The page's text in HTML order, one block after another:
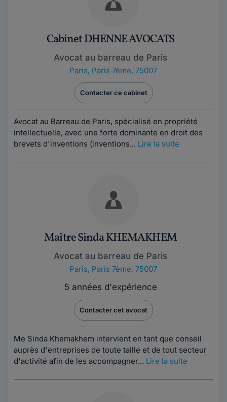
Cabinet DHENNE AVOCATS
Avocat au barreau de Paris
Paris, Paris 7ème, 75007
Contacter ce cabinet
Avocat au Barreau de Paris, spécialisé en propriété
intellectuelle, avec une forte dominante en droit des
brevets d'inventions (inventions... Lire la suite
Maître Sinda KHEMAKHEM
Avocat au barreau de Paris
Paris, Paris 7ème, 75007
5 années d'expérience
Contacter cet avocat
Me Sinda Khemakhem intervient en tant que conseil
auprès d'entreprises de toute taille et de tout secteur
d'activité afin de les accompagner... Lire la suite